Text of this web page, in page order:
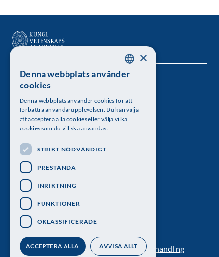
Kungl. Vetenskapsakademien
Besöksadress: Lilla Frescativägen 4A
Telefon: 08-673 95 00
Kontakt Nyhetsbrev Personuppgiftsbehandling
Följ oss
SWEDISH
×
Denna webbplats använder
cookies
Denna webbplats använder cookies för att
förbättra användarupplevelsen. Du kan välja
att acceptera alla cookies eller välja vilka
cookies som du vill ska användas.
STRIKT NÖDVÄNDIGT
PRESTANDA
INRIKTNING
FUNKTIONER
OKLASSIFICERADE
ACCEPTERA ALLA AVVISA ALLT